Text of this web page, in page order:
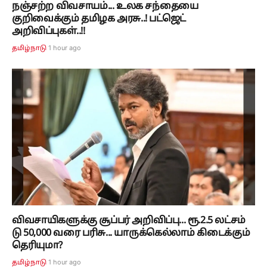
நஞ்சற்ற விவசாயம்... உலக சந்தையை
குறிவைக்கும் தமிழக அரசு..! பட்ஜெட்
அறிவிப்புகள்..!!
தமிழ்நாடு 1 hour ago
விவசாயிகளுக்கு சூப்பர் அறிவிப்பு... ரூ.2.5 லட்சம்
டு 50,000 வரை பரிசு... யாருக்கெல்லாம் கிடைக்கும்
தெரியுமா?
தமிழ்நாடு 1 hour ago